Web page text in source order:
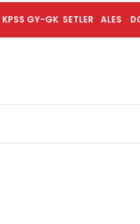
ALES
SETLER
KPSS GY-GK